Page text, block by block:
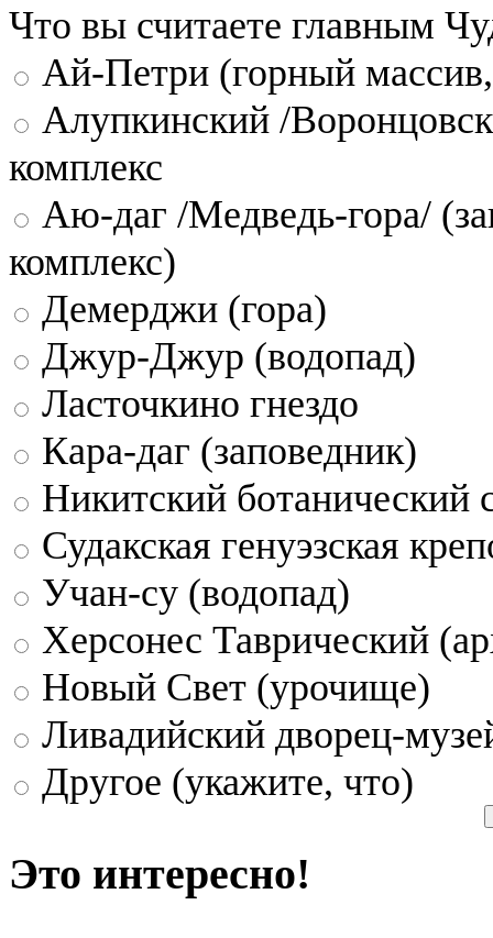
Что вы считаете главным
Ай-Петри (горный
Алупкинский /
комплекс
Аю-даг /Медведь-гора/
комплекс)
Демерджи (гора)
Джур-Джур (водопад)
Ласточкино гнездо
Кара-даг (заповедник)
Никитский ботанический
Судакская генуэзская
Учан-су (водопад)
Херсонес Таврический
Новый Свет (урочище)
Ливадийский дворец-
Другое (укажите, что)
Это интересно!